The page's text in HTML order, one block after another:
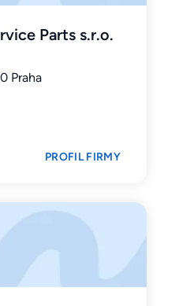
Parts s.r.o.
Praha
PROFIL FIRMY